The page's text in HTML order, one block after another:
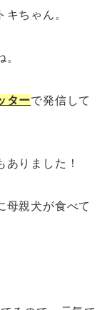
ちゃん。
ターで発信して
りました！
母親犬が食べて